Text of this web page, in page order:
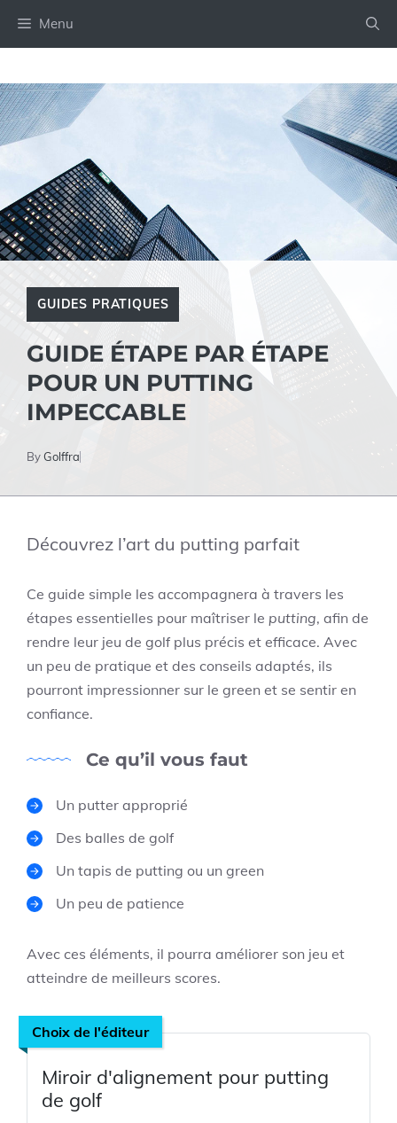
Menu
GUIDES PRATIQUES
GUIDE ÉTAPE PAR ÉTAPE
POUR UN PUTTING
IMPECCABLE
ByGolffra
Découvrez l’art du putting parfait
Ce guide simple les accompagnera à travers les
étapes essentielles pour maîtriser le putting, afin de
rendre leur jeu de golf plus précis et efficace. Avec
un peu de pratique et des conseils adaptés, ils
pourront impressionner sur le green et se sentir en
confiance.
Ce qu’il vous faut
Un putter approprié
Des balles de golf
Un tapis de putting ou un green
Un peu de patience
Avec ces éléments, il pourra améliorer son jeu et
atteindre de meilleurs scores.
Choix de l'éditeur
Miroir d'alignement pour putting
de golf